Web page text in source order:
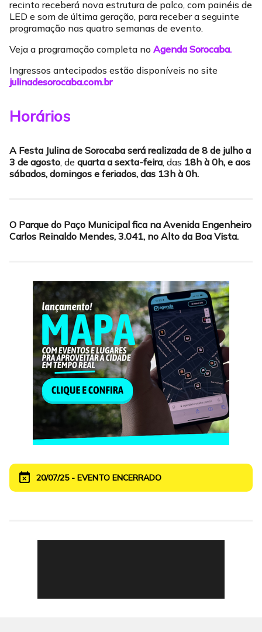
recinto receberá nova estrutura de palco, com painéis de
LED e som de última geração, para receber a seguinte
programação nas quatro semanas de evento.
Veja a programação completa no Agenda Sorocaba.
Ingressos antecipados estão disponíveis no site
julinadesorocaba.com.br
Horários
A Festa Julina de Sorocaba será realizada de 8 de julho a
3 de agosto, de quarta a sexta-feira, das 18h à 0h, e aos
sábados, domingos e feriados, das 13h à 0h.
O Parque do Paço Municipal fica na Avenida Engenheiro
Carlos Reinaldo Mendes, 3.041, no Alto da Boa Vista.
event_busy 20/07/25 - EVENTO ENCERRADO